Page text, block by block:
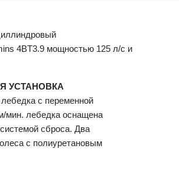
4BT3.9 мощностью 125 л/с и
УСТАНОВКА
с переменной
мин. лебедка оснащена
сброса. Два
с полиуретановым